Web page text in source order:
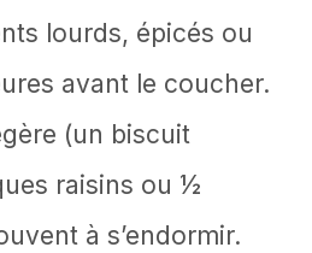
lourds, épicés ou
avant le coucher.
(un biscuit
raisins ou ½
à s’endormir.